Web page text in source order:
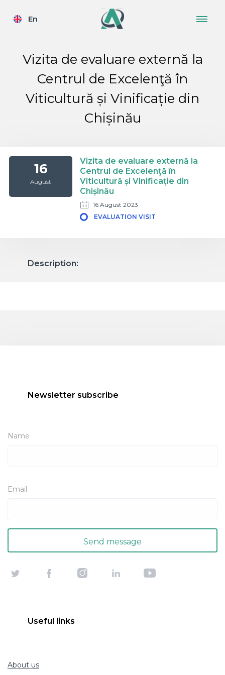
En
Vizita de evaluare externă la
Centrul de Excelenţă în
Viticultură și Vinificație din
Chișinău
16
August
Vizita de evaluare externă la
Centrul de Excelenţă în
Viticultură și Vinificație din
Chișinău
16 August 2023
EVALUATION VISIT
Description:
Newsletter subscribe
Name
Email
Useful links
About us